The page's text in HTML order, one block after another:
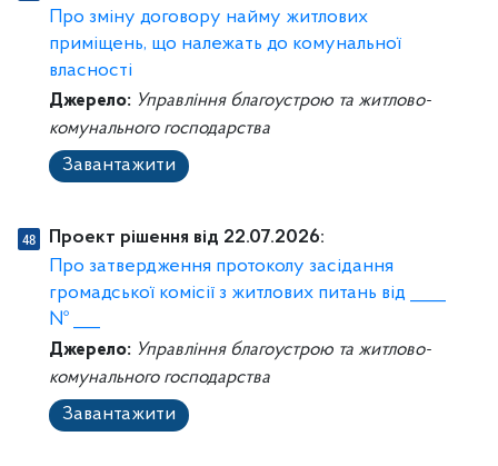
Про зміну договору найму житлових
приміщень, що належать до комунальної
власності
Джерело: Управління благоустрою та житлово-
комунального господарства
Завантажити
Проект рішення від 22.07.2026:
Про затвердження протоколу засідання
громадської комісії з житлових питань від ____
№ ___
Джерело: Управління благоустрою та житлово-
комунального господарства
Завантажити